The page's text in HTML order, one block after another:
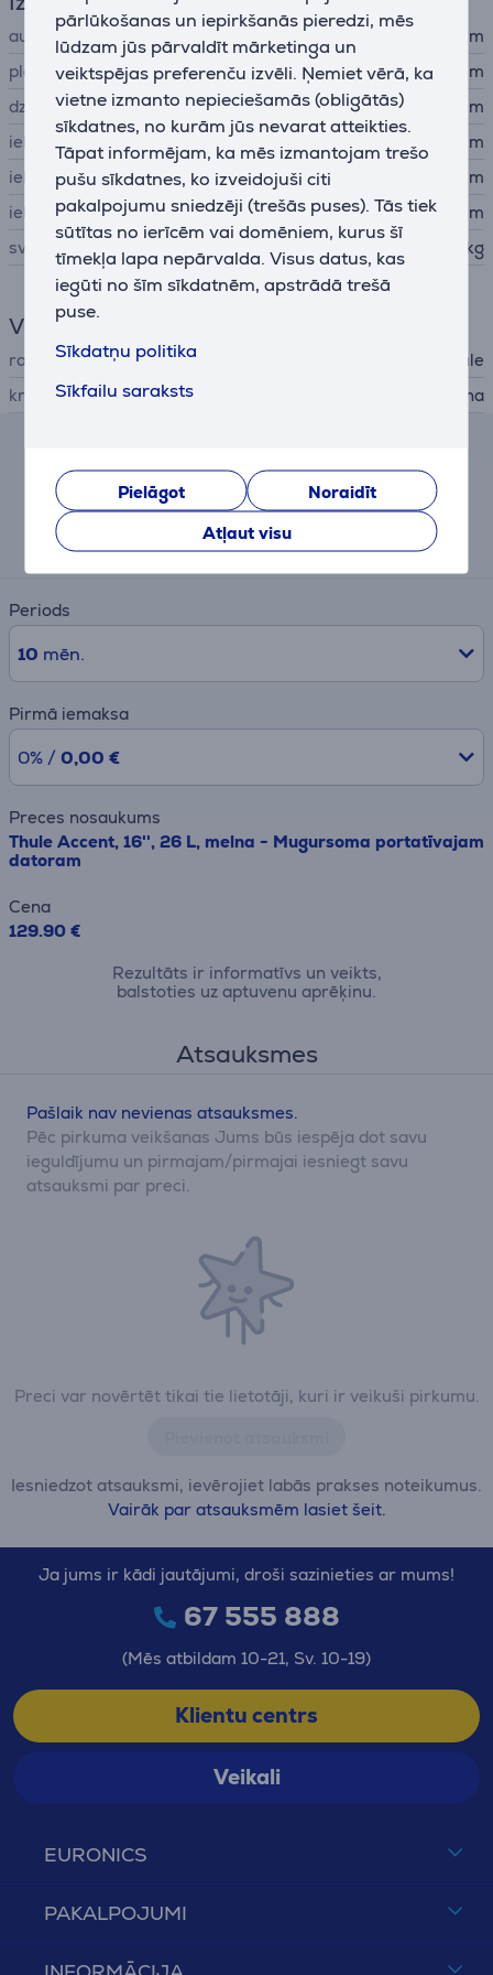
pārlūkošanas un iepirkšanās pieredzi, mēs
lūdzam jūs pārvaldīt mārketinga un
veiktspējas preferenču izvēli. Ņemiet vērā, ka
vietne izmanto nepieciešamās (obligātās)
sīkdatnes, no kurām jūs nevarat atteikties.
Tāpat informējam, ka mēs izmantojam trešo
pušu sīkdatnes, ko izveidojuši citi
pakalpojumu sniedzēji (trešās puses). Tās tiek
sūtītas no ierīcēm vai domēniem, kurus šī
tīmekļa lapa nepārvalda. Visus datus, kas
iegūti no šīm sīkdatnēm, apstrādā trešā
puse.
Sīkdatņu politika
Sīkfailu saraksts
Pielāgot
Noraidīt
Atļaut visu
augstums
48 cm
platums
33 cm
dziļums
25 cm
iekšējais augstums
38,5 cm
iekšējais platums
26,5 cm
iekšējais dziļums
3,1 cm
svars
1,2 kg
Vispārējais parametrs
ražotājs
Thule
krāsa
melna
Līzinga un nomas kalkulators
Aptuvens ikmēneša maksājums
14 €
Periods
10 mēn.
Pirmā iemaksa
0% / 0,00 €
Preces nosaukums
Thule Accent, 16'', 26 L, melna - Mugursoma portatīvajam
datoram
Cena
129.90 €
Rezultāts ir informatīvs un veikts,
balstoties uz aptuvenu aprēķinu.
Atsauksmes
Preci var novērtēt tikai tie lietotāji, kuri ir veikuši pirkumu.
Iesniedzot atsauksmi, ievērojiet labās prakses noteikumus.
Vairāk par atsauksmēm lasiet šeit.
Pašlaik nav nevienas atsauksmes.
Pēc pirkuma veikšanas Jums būs iespēja dot savu
ieguldījumu un pirmajam/pirmajai iesniegt savu
atsauksmi par preci.
EURONICS
PAKALPOJUMI
Ja jums ir kādi jautājumi, droši sazinieties ar mums!
67 555 888
(Mēs atbildam 10-21, Sv. 10-19)
Klientu centrs
Veikali